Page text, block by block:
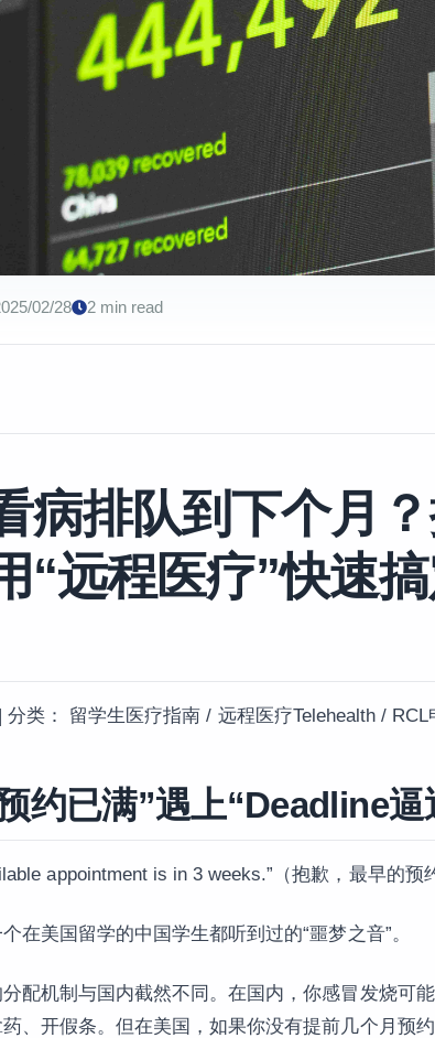
02/28 2 min read
病排队到下个月
“远程医疗”快速
分类： 留学生医疗指南 / 远程医疗Telehealth / RCL
约已满”遇上“Deadline逼
appointment is in 3 weeks.”（抱歉，最早的预
在美国留学的中国学生都听到过的“噩梦之音”。
配机制与国内截然不同。在国内，你感冒发烧可
、开假条。但在美国，如果你没有提前几个月预